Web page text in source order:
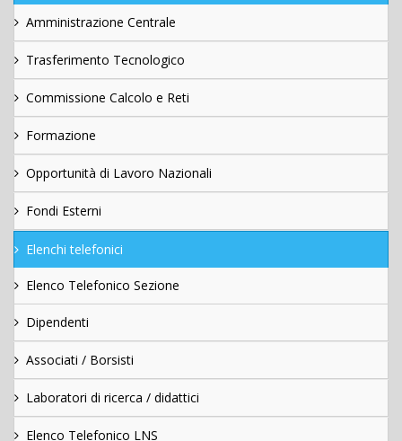
Amministrazione Centrale
Trasferimento Tecnologico
Commissione Calcolo e Reti
Formazione
Opportunità di Lavoro Nazionali
Fondi Esterni
Elenchi telefonici
Elenco Telefonico Sezione
Dipendenti
Associati / Borsisti
Laboratori di ricerca / didattici
Elenco Telefonico LNS